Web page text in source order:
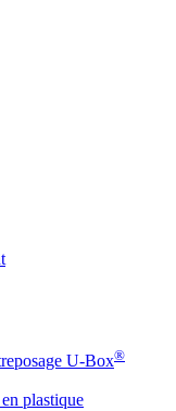
U-Box®
plastique